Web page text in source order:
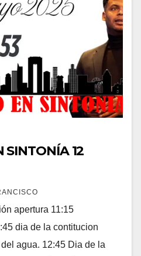
12
apertura 11:15
dia de la contitucion
agua. 12:45 Dia de la